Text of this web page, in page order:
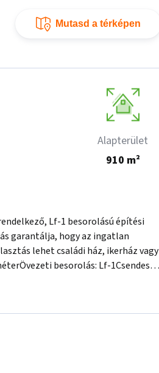
Mutasd a térképen
Alapterület
910 m²
Lf-1 besorolású építési
garantálja, hogy az ingatlan
lehet családi ház, ikerház vagy
besorolás: Lf-1Csendes,
megközelíthetőség